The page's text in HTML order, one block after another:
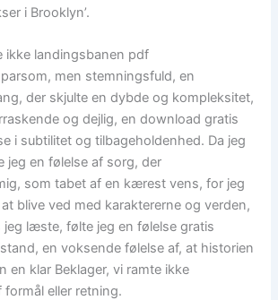
i Brooklyn’.
ikke landingsbanen pdf
men stemningsfuld, en
der skjulte en dybde og kompleksitet,
og dejlig, en download gratis
i subtilitet og tilbageholdenhed. Da jeg
jeg en følelse af sorg, der
som tabet af en kærest vens, for jeg
blive ved med karaktererne og verden,
jeg læste, følte jeg en følelse gratis
en voksende følelse af, at historien
en klar Beklager, vi ramte ikke
eller retning.